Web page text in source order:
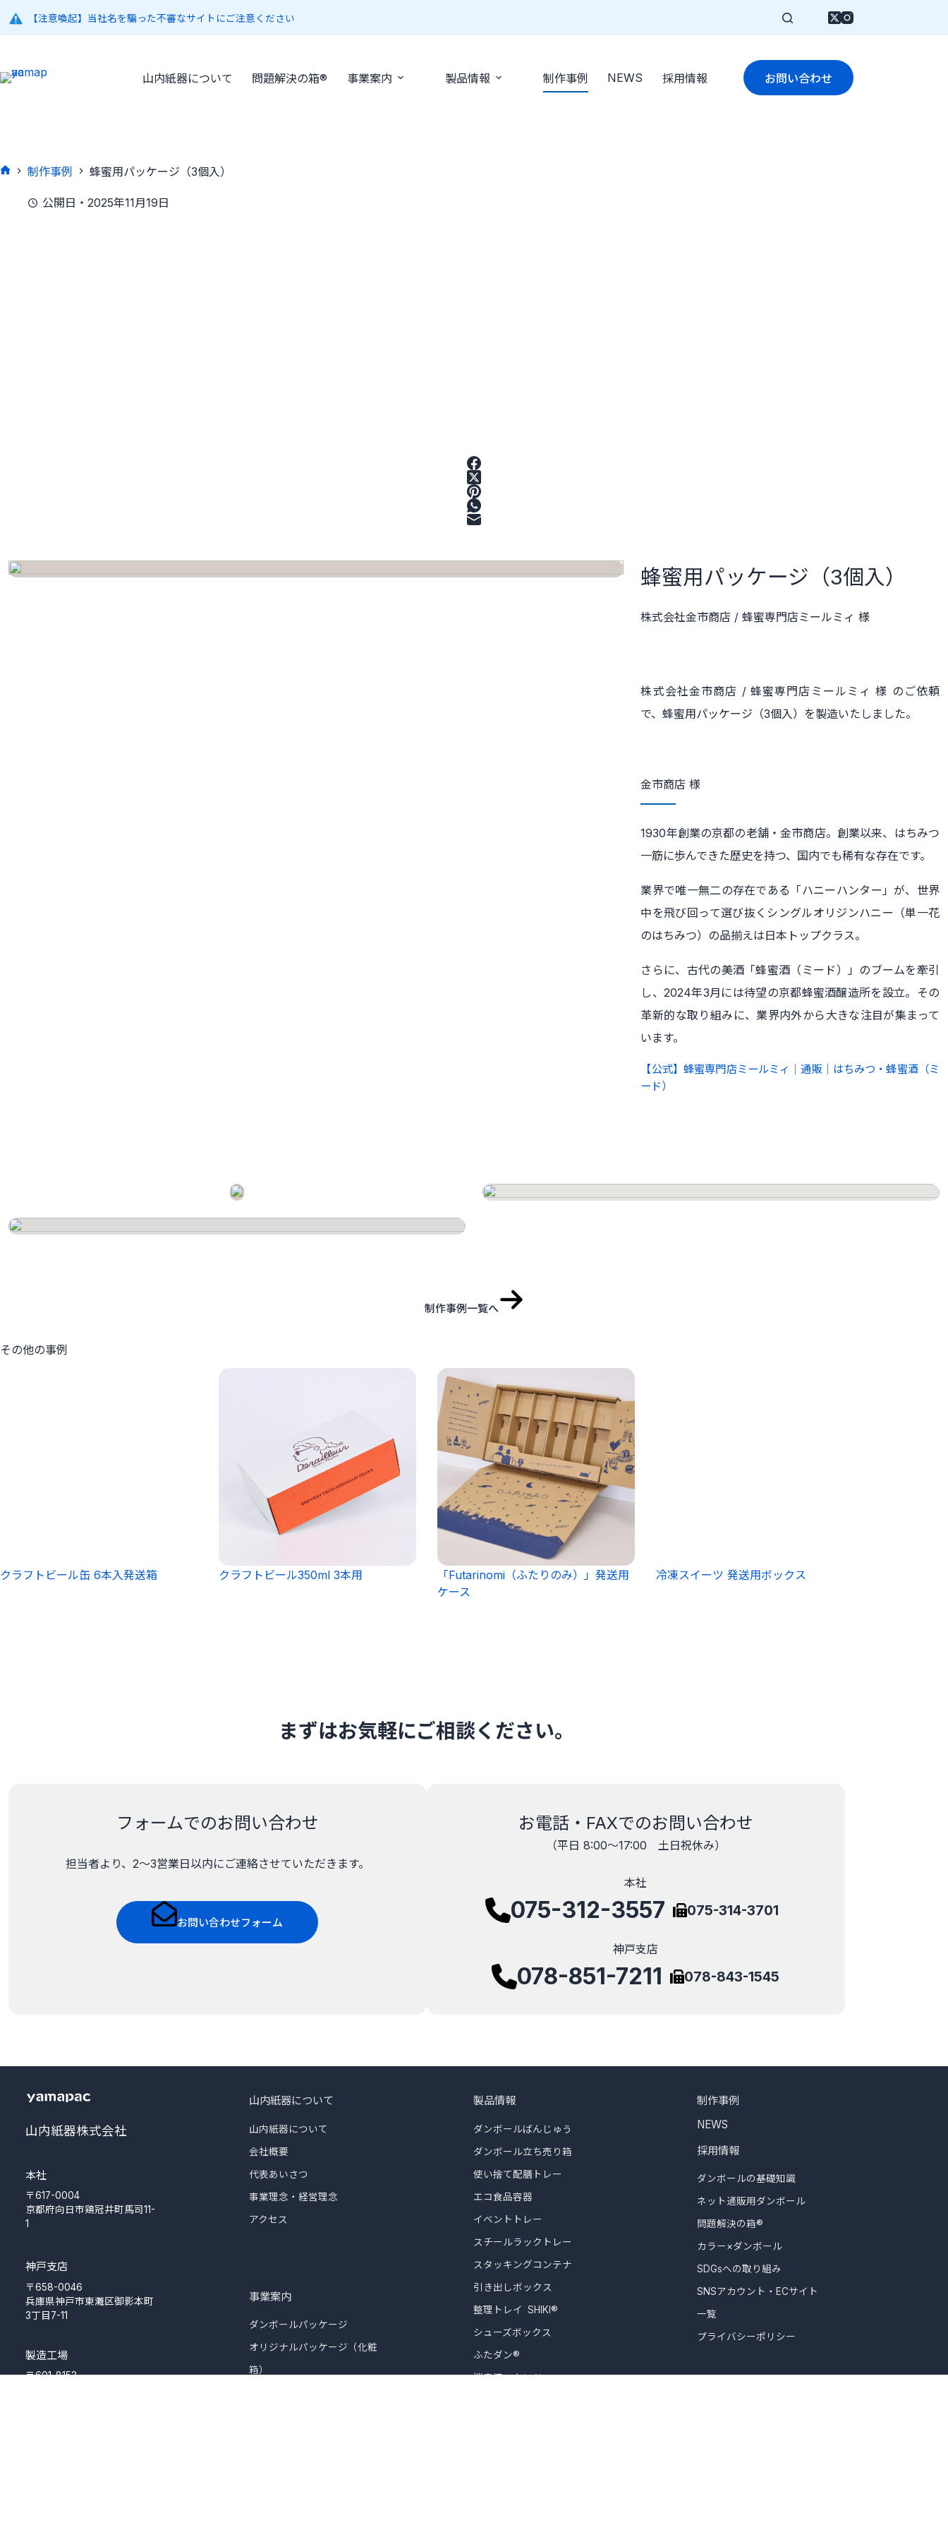
ン
ツ
【注意喚起】当社名を騙った不審なサイトにご注意ください
山内紙器について 問題解決の箱® 事業案内 製品情報 制作事例 NEWS 採用情報 お問い合わせ
制作事例 蜂蜜用パッケージ（3個入）
公開日・2025年11月19日
蜂蜜用パッケージ（3個入）
株式会社金市商店 / 蜂蜜専門店ミールミィ 様
株式会社金市商店 / 蜂蜜専門店ミールミィ 様 のご依頼
で、蜂蜜用パッケージ（3個入）を製造いたしました。
金市商店 様
1930年創業の京都の老舗・金市商店。創業以来、はちみつ
一筋に歩んできた歴史を持つ、国内でも稀有な存在です。
業界で唯一無二の存在である「ハニーハンター」が、世界
中を飛び回って選び抜くシングルオリジンハニー（単一花
のはちみつ）の品揃えは日本トップクラス。
さらに、古代の美酒「蜂蜜酒（ミード）」のブームを牽引
し、2024年3月には待望の京都蜂蜜酒醸造所を設立。その
革新的な取り組みに、業界内外から大きな注目が集まって
います。
【公式】蜂蜜専門店ミールミィ｜通販｜はちみつ・蜂蜜酒（ミ
ード）
制作事例一覧へ
その他の事例
クラフトビール缶 6本入発送箱 クラフトビール350ml 3本用
「Futarinomi（ふたりのみ）」発送用
ケース
冷凍スイーツ 発送用ボックス
まずはお気軽にご相談ください。
フォームでのお問い合わせ
担当者より、2～3営業日以内にご連絡させていただきます。
お問い合わせフォーム
お電話・FAXでのお問い合わせ
（平日 8:00～17:00 土日祝休み）
本社
075-312-3557 075-314-3701
神戸支店
078-851-7211 078-843-1545
山内紙器株式会社
本社
〒617-0004
京都府向日市鶏冠井町馬司11-
1
神戸支店
〒658-0046
兵庫県神戸市東灘区御影本町
3丁目7-11
製造工場
〒601-8153
山内紙器について
山内紙器について
会社概要
代表あいさつ
事業理念・経営理念
アクセス
事業案内
ダンボールパッケージ
オリジナルパッケージ（化粧
箱）
製品情報
ダンボールばんじゅう
ダンボール立ち売り箱
使い捨て配膳トレー
エコ食品容器
イベントトレー
スチールラックトレー
スタッキングコンテナ
引き出しボックス
整理トレイ SHIKI®
シューズボックス
ふたダン®
消毒液スタンド
制作事例
NEWS
採用情報
ダンボールの基礎知識
ネット通販用ダンボール
問題解決の箱®
カラー×ダンボール
SDGsへの取り組み
SNSアカウント・ECサイト
一覧
プライバシーポリシー